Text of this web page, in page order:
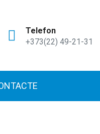
Telefon
+373(22) 49-21-31